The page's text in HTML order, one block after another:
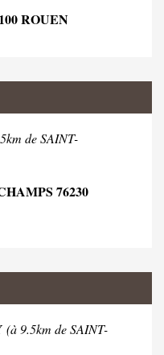
ROUEN
de SAINT-
76230
(à 9.5km de SAINT-